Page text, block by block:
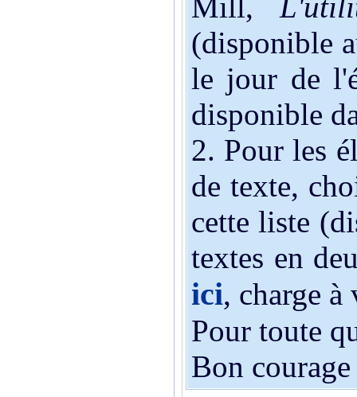
(disponible
le jour de
disponible
2. Pour les
de texte,
cette liste
textes en
ici, charge
Pour toute
Bon